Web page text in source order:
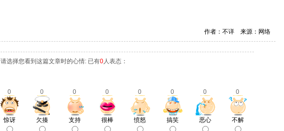
作者：不详 来源：网络
请选择您看到这篇文章时的心情: 已有0人表态：
0 0 0 0 0 0 0 0
惊讶 欠揍 支持 很棒 愤怒 搞笑 恶心 不解